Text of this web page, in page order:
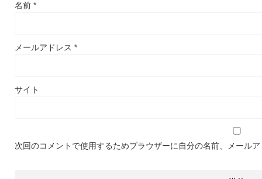
名前 *
メールアドレス *
サイト
次回のコメントで使用するためブラウザーに自分の名前、メール